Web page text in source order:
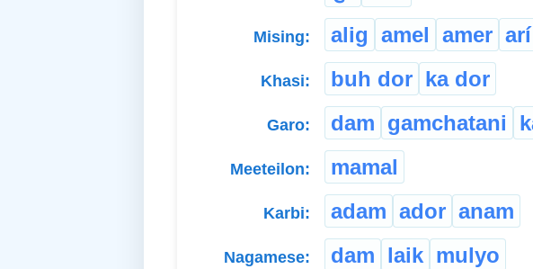
Mising: alig amel amer arí
Khasi: buh dor ka dor
Garo: dam gamchatani
Meeteilon: mamal
Karbi: adam ador anam
Nagamese: dam laik mulyo